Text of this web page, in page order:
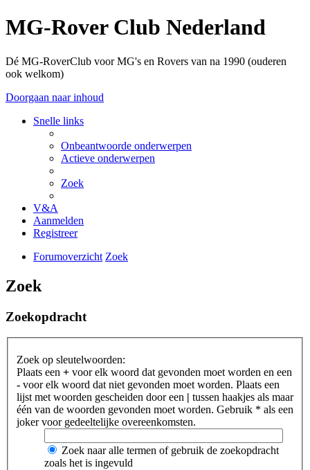
MG-Rover Club Nederland
Dé MG-RoverClub voor MG's en Rovers van na 1990 (ouderen
ook welkom)
Doorgaan naar inhoud
Snelle links
Onbeantwoorde onderwerpen
Actieve onderwerpen
Zoek
V&A
Aanmelden
Registreer
Forumoverzicht Zoek
Zoek
Zoekopdracht
Zoek op sleutelwoorden:
Plaats een + voor elk woord dat gevonden moet worden en een
- voor elk woord dat niet gevonden moet worden. Plaats een
lijst met woorden gescheiden door een | tussen haakjes als maar
één van de woorden gevonden moet worden. Gebruik * als een
joker voor gedeeltelijke overeenkomsten.
Zoek naar alle termen of gebruik de zoekopdracht
zoals het is ingevuld